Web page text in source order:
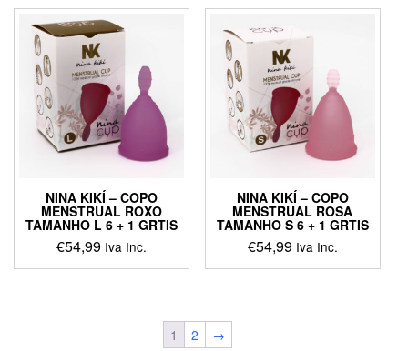
NINA KIKÍ – COPO
MENSTRUAL ROXO
TAMANHO L 6 + 1 GRTIS
€54,99 Iva Inc.
NINA KIKÍ – COPO
MENSTRUAL ROSA
TAMANHO S 6 + 1 GRTIS
€54,99 Iva Inc.
1 2
→